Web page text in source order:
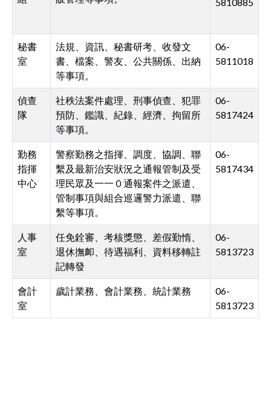
秘書
室
法規、資訊、秘書研考、收發文
書、檔案、警友、公共關係、出納
等事項。
06-
5811018
偵查
隊
社秩法案件處理、刑事偵查、犯罪
預防、鑑識、紀錄、經濟、拘留所
等事項。
06-
5817424
勤務
指揮
中心
警察勤務之指揮、調度、協調、聯
繫及最新治安狀況之通報管制及受
理民眾及一一０通報案件之派遣、
管制事項與組合巡邏警力派遣、聯
繫等事項。
06-
5817434
人事
室
任免銓審、考核獎懲、差假勤惰、
退休撫卹、待遇福利、資料移轉註
記轉發
06-
5813723
會計
室
歲計業務、會計業務、統計業務
06-
5813723